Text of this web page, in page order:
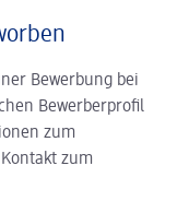
Bewerbung bei
Bewerberprofil
zum
zum